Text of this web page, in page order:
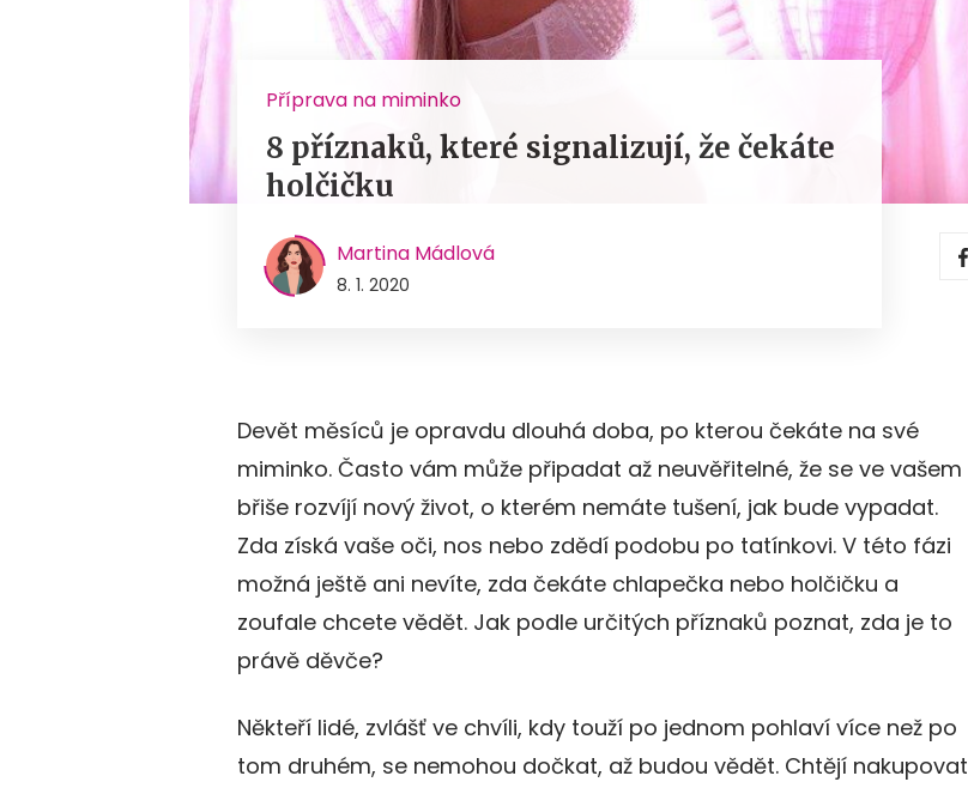
Příprava na miminko
8 příznaků, které signalizují, že čekáte
holčičku
Martina Mádlová
8. 1. 2020
Devět měsíců je opravdu dlouhá doba, po kterou čekáte na své
miminko. Často vám může připadat až neuvěřitelné, že se ve vašem
břiše rozvíjí nový život, o kterém nemáte tušení, jak bude vypadat.
Zda získá vaše oči, nos nebo zdědí podobu po tatínkovi. V této fázi
možná ještě ani nevíte, zda čekáte chlapečka nebo holčičku a
zoufale chcete vědět. Jak podle určitých příznaků poznat, zda je to
právě děvče?
Někteří lidé, zvlášť ve chvíli, kdy touží po jednom pohlaví více než po
tom druhém, se nemohou dočkat, až budou vědět. Chtějí nakupovat